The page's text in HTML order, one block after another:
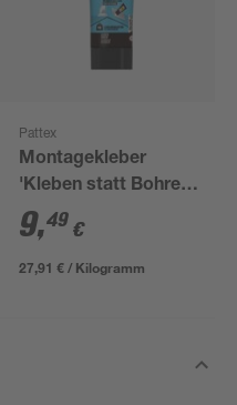
Pattex
Montagekleber
'Kleben statt Bohren
Wasserresistent' weiß
340 g
9,49 €
27,91 € / Kilogramm